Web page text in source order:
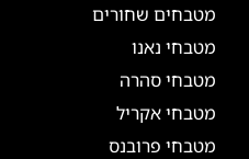
מטבחים שחורים
מטבחי נאנו
מטבחי סהרה
מטבחי אקריל
מטבחי פרובנס